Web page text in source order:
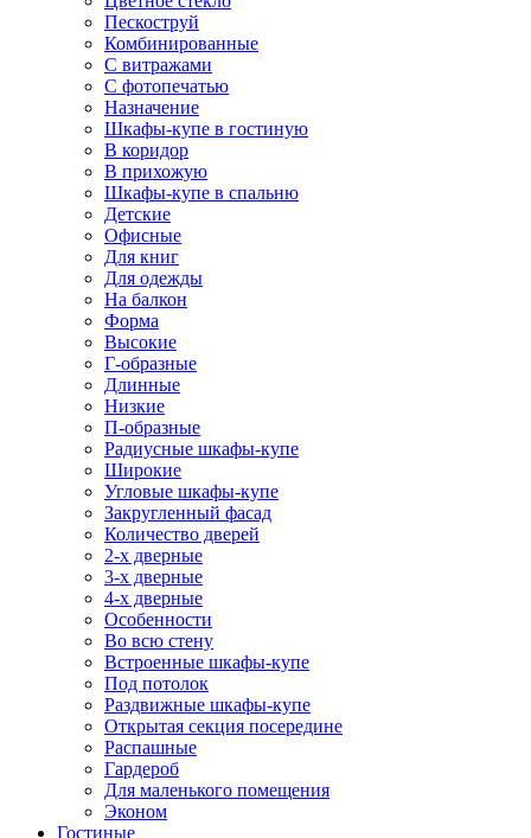
Пескоструй
Комбинированные
С витражами
С фотопечатью
Назначение
Шкафы-купе в гостиную
В коридор
В прихожую
Шкафы-купе в спальню
Детские
Офисные
Для книг
Для одежды
На балкон
Форма
Высокие
Г-образные
Длинные
Низкие
П-образные
Радиусные шкафы-купе
Широкие
Угловые шкафы-купе
Закругленный фасад
Количество дверей
2-х дверные
3-х дверные
4-х дверные
Особенности
Во всю стену
Встроенные шкафы-купе
Под потолок
Раздвижные шкафы-купе
Открытая секция посередине
Распашные
Гардероб
Для маленького помещения
Эконом
Гостиные